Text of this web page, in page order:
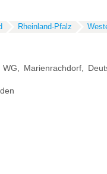
Rheinland-Pfalz
WG Marienrachdorf